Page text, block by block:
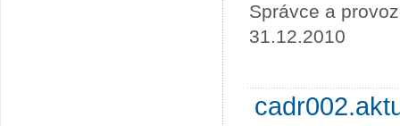
Správce a
31.12.2010